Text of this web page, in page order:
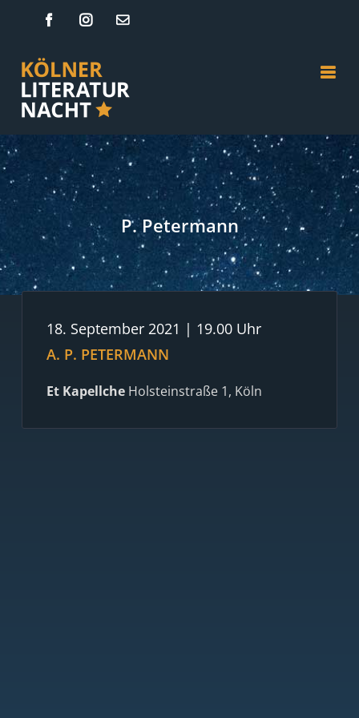
springen
FacebookInstagram
E-
P. Petermann
18. September 2021 | 19.00 Uhr
A. P. PETERMANN
Et Kapellche Holsteinstraße 1, Köln